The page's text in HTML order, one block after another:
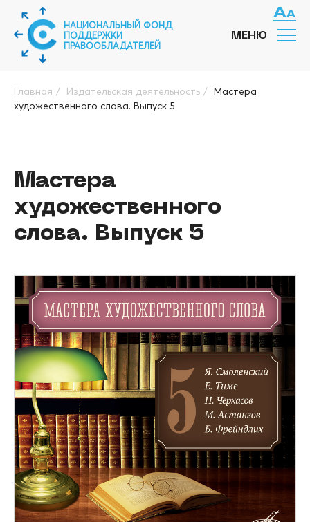
НАЦИОНАЛЬНЫЙ ФОНД
ПОДДЕРЖКИ
ПРАВООБЛАДАТЕЛЕЙ
МЕНЮ
Главная / Издательская деятельность / Мастера
художественного слова. Выпуск 5
Мастера
художественного
слова. Выпуск 5